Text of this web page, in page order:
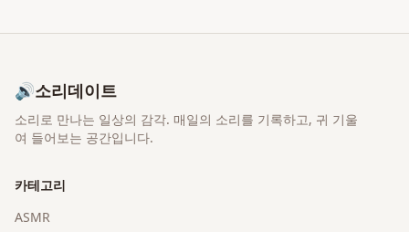
🔊소리데이트
소리로 만나는 일상의 감각. 매일의 소리를 기록하고, 귀 기울
여 들어보는 공간입니다.
카테고리
ASMR